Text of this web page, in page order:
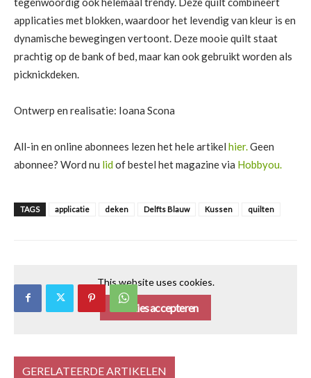
applicaties met blokken, waardoor het levendig van kleur is en
dynamische bewegingen vertoont. Deze mooie quilt staat
prachtig op de bank of bed, maar kan ook gebruikt worden als
picknickdeken.
Ontwerp en realisatie: Ioana Scona
All-in en online abonnees lezen het hele artikel hier. Geen
abonnee? Word nu lidof bestel het magazine via Hobbyou.
TAGS applicatie deken Delfts Blauw Kussen quilten
This website uses cookies.
Cookies accepteren
GERELATEERDE ARTIKELEN